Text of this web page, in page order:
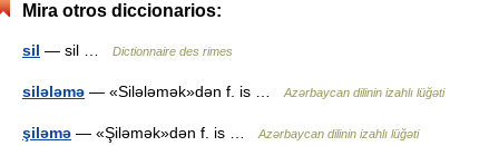
Mira otros diccionarios:
sil — sil … Dictionnaire des rimes
silələmə — «Silələmək»dən f. is … Azərbaycan dilinin izahlı lüğəti
şiləmə — «Şiləmək»dən f. is … Azərbaycan dilinin izahlı lüğəti